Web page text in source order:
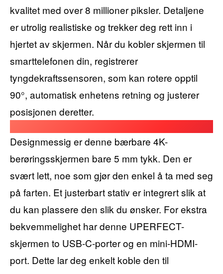
kvalitet med over 8 millioner piksler. Detaljene
er utrolig realistiske og trekker deg rett inn i
hjertet av skjermen. Når du kobler skjermen til
smarttelefonen din, registrerer
tyngdekraftssensoren, som kan rotere opptil
90°, automatisk enhetens retning og justerer
posisjonen deretter.
Designmessig er denne bærbare 4K-
berøringsskjermen bare 5 mm tykk. Den er
svært lett, noe som gjør den enkel å ta med seg
på farten. Et justerbart stativ er integrert slik at
du kan plassere den slik du ønsker. For ekstra
bekvemmelighet har denne UPERFECT-
skjermen to USB-C-porter og en mini-HDMI-
port. Dette lar deg enkelt koble den til